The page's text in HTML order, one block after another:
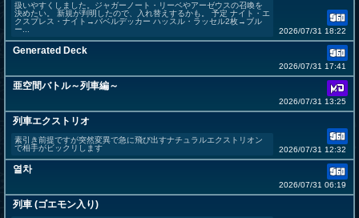
扱いやすくしました。ジャガーノート・リーベやアーゼウスの召喚を
決めたい。 新規が判明したので、入れ替えするかも。 予定 ナイト・エ
クスプレス・ナイト→バベルデッカー ハッスル・ラッセル2枚→ブル
ー...
2026/07/31 18:22
Generated Deck
2026/07/31 17:41
亜空間バトル～列車編～
2026/07/31 13:25
列車エクストリオ
素引き前提ですが突然変異で急に飛び出すナチュラルエクストリオン
で相手がビックリします
2026/07/31 12:32
열차
2026/07/31 06:19
列車 (ゴエモン入り)